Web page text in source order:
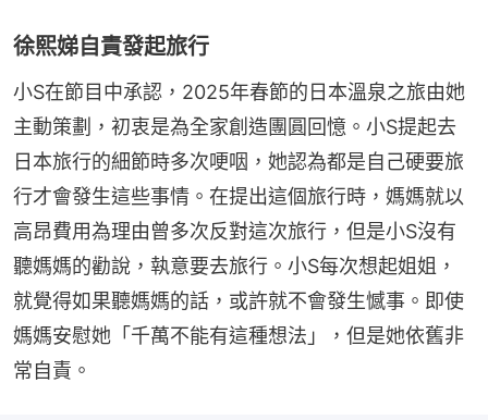
徐熙娣自責發起旅行
小S在節目中承認，2025年春節的日本溫泉之旅由她
主動策劃，初衷是為全家創造團圓回憶。小S提起去
日本旅行的細節時多次哽咽，她認為都是自己硬要旅
行才會發生這些事情。在提出這個旅行時，媽媽就以
高昂費用為理由曾多次反對這次旅行，但是小S沒有
聽媽媽的勸說，執意要去旅行。小S每次想起姐姐，
就覺得如果聽媽媽的話，或許就不會發生憾事。即使
媽媽安慰她「千萬不能有這種想法」，但是她依舊非
常自責。